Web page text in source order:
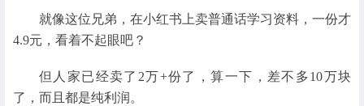
就像这位兄弟，在小红书上卖普通话学习资料，一份才
4.9元，看着不起眼吧？
但人家已经卖了2万+份了，算一下，差不多10万块
了，而且都是纯利润。